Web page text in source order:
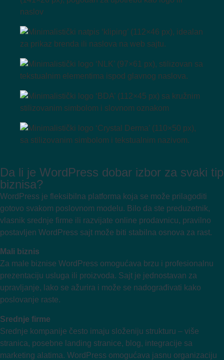
Da li je WordPress dobar izbor za svaki tip
biznisa?
WordPress je fleksibilna platforma koja se može prilagoditi
gotovo svakom poslovnom modelu. Bilo da ste preduzetnik,
vlasnik srednje firme ili razvijate online prodavnicu, pravilno
postavljen WordPress sajt može biti stabilna osnova za rast.
Mali biznis
Za male biznise WordPress omogućava brzu i profesionalnu
prezentaciju usluga ili proizvoda. Sajt je jednostavan za
upravljanje, lako se ažurira i može se nadograđivati kako
poslovanje raste.
Srednje firme
Srednje kompanije često imaju složeniju strukturu – više
stranica, posebne landing stranice, blog, integracije sa
marketing alatima. WordPress omogućava jasnu organizaciju